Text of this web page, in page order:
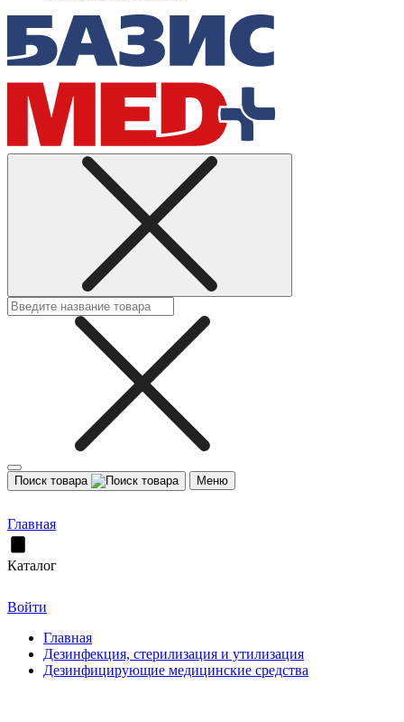
Поиск товара Меню
Главная
Каталог
Войти
Главная
Дезинфекция, стерилизация и утилизация
Дезинфицирующие медицинские средства